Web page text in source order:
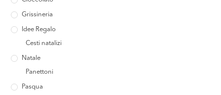
Grissineria
Idee Regalo
Cesti natalizi
Natale
Panettoni
Pasqua